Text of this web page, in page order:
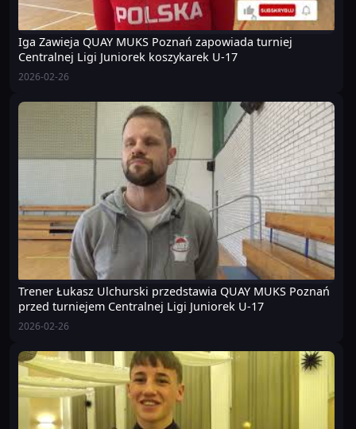
Iga Zawieja QUAY MUKS Poznań zapowiada turniej
Centralnej Ligi Juniorek koszykarek U-17
2026-02-26
Trener Łukasz Ulchurski przedstawia QUAY MUKS Poznań
przed turniejem Centralnej Ligi Juniorek U-17
2026-02-26